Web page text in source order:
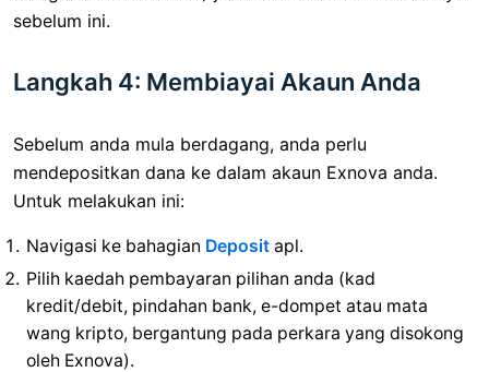
sebelum ini.
Langkah 4: Membiayai Akaun Anda
Sebelum anda mula berdagang, anda perlu
mendepositkan dana ke dalam akaun Exnova anda.
Untuk melakukan ini:
Navigasi ke bahagian Deposit apl.
Pilih kaedah pembayaran pilihan anda (kad
kredit/debit, pindahan bank, e-dompet atau mata
wang kripto, bergantung pada perkara yang disokong
oleh Exnova).